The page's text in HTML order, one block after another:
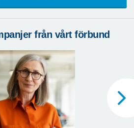
från vårt förbund